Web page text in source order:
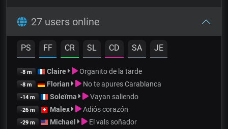
27 users online
PS FF CR SL CD SA JE
-8 m Claire Organito de la tarde
-8 m Florian No te apures Carablanca
-14 m Soleïma Vayan saliendo
-26 m Malex Adiós corazón
-29 m Michael El vals soñador